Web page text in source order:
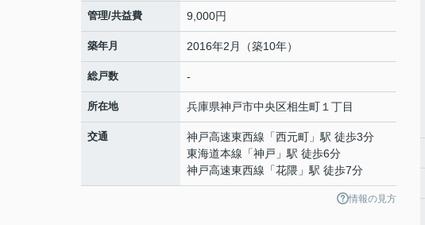
管理/共益費 9,000円
築年月 2016年2月（築10年）
総戸数 -
所在地 兵庫県神戸市中央区相生町 １丁目
交通 神戸高速東西線 「西元町 」駅 徒歩3分
東海道本線 「神戸 」駅 徒歩6分
神戸高速東西線 「花隈 」駅 徒歩7分
情報の見方